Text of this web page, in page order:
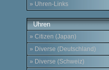
» Uhren-Links
Uhren
» Citizen (Japan)
» Diverse (Deutschland)
» Diverse (Schweiz)